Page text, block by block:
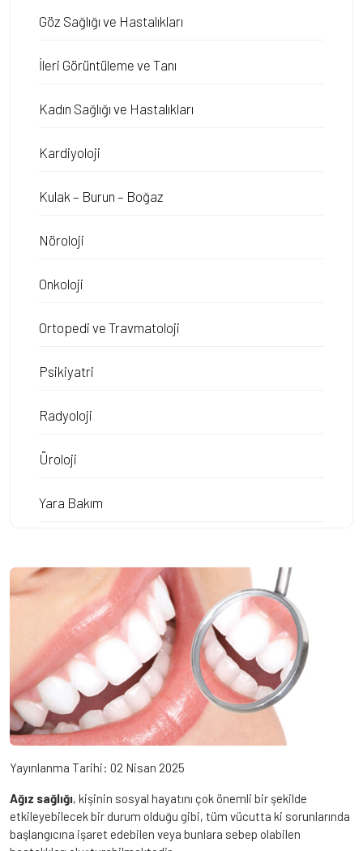
Göz Sağlığı ve Hastalıkları
İleri Görüntüleme ve Tanı
Kadın Sağlığı ve Hastalıkları
Kardiyoloji
Kulak – Burun – Boğaz
Nöroloji
Onkoloji
Ortopedi ve Travmatoloji
Psikiyatri
Radyoloji
Üroloji
Yara Bakım
Yayınlanma Tarihi: 02 Nisan 2025
Ağız sağlığı, kişinin sosyal hayatını çok önemli bir şekilde
etkileyebilecek bir durum olduğu gibi, tüm vücutta ki sorunlarında
başlangıcına işaret edebilen veya bunlara sebep olabilen